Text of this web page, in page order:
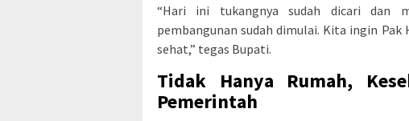
“Hari ini tukangnya sudah dicari dan
pembangunan sudah dimulai. Kita ingin
sehat,” tegas Bupati.
Tidak Hanya Rumah,
Pemerintah